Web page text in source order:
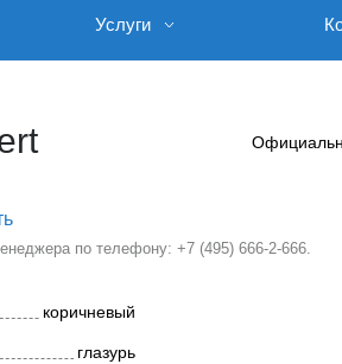
Услуги
по телефону: +7 (495) 666-2-666.
коричневый
глазурь